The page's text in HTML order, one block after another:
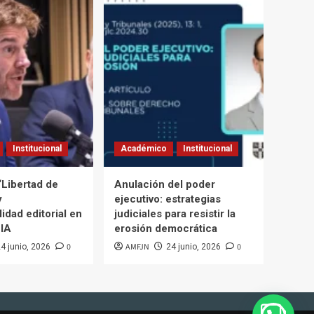
Institucional
de
editorial en
junio, 2026 0
Académico Institucional
Anulación del poder
ejecutivo: estrategias
judiciales para resistir la
erosión democrática
AMFJN 24 junio, 2026 0